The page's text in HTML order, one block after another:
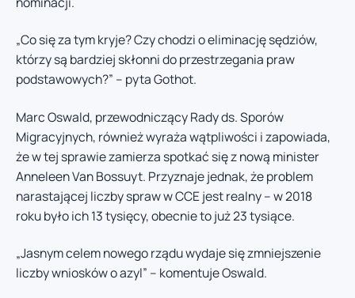
„Co się za tym kryje? Czy chodzi o eliminację sędziów,
którzy są bardziej skłonni do przestrzegania praw
podstawowych?” – pyta Gothot.
Marc Oswald, przewodniczący Rady ds. Sporów
Migracyjnych, również wyraża wątpliwości i zapowiada,
że w tej sprawie zamierza spotkać się z nową minister
Anneleen Van Bossuyt. Przyznaje jednak, że problem
narastającej liczby spraw w CCE jest realny – w 2018
roku było ich 13 tysięcy, obecnie to już 23 tysiące.
„Jasnym celem nowego rządu wydaje się zmniejszenie
liczby wniosków o azyl” – komentuje Oswald.